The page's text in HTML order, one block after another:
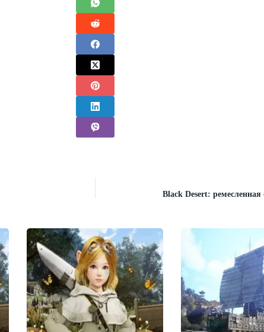
Black Desert: